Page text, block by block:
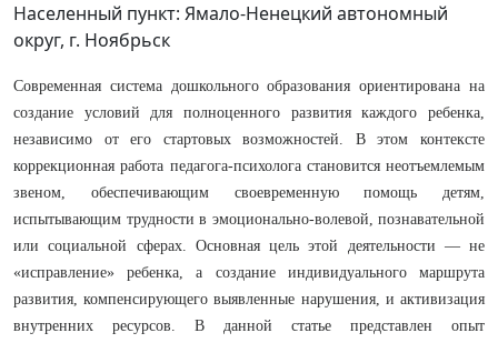
Населенный пункт: Ямало-Ненецкий автономный
округ, г. Ноябрьск
Современная система дошкольного образования ориентирована на
создание условий для полноценного развития каждого ребенка,
независимо от его стартовых возможностей. В этом контексте
коррекционная работа педагога-психолога становится неотъемлемым
звеном, обеспечивающим своевременную помощь детям,
испытывающим трудности в эмоционально-волевой, познавательной
или социальной сферах. Основная цель этой деятельности — не
«исправление» ребенка, а создание индивидуального маршрута
развития, компенсирующего выявленные нарушения, и активизация
внутренних ресурсов. В данной статье представлен опыт